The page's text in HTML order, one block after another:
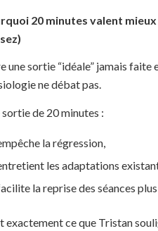
20 minutes valent
une sortie “idéale” jamais
ne débat pas.
sortie de 20 minutes :
la régression,
les adaptations
la reprise des séances plus
exactement ce que Tristan